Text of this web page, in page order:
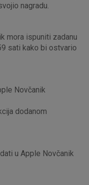
nagradu.
mora ispuniti zadanu
sati kako bi ostvario
Novčanik
dodanom
u Apple Novčanik